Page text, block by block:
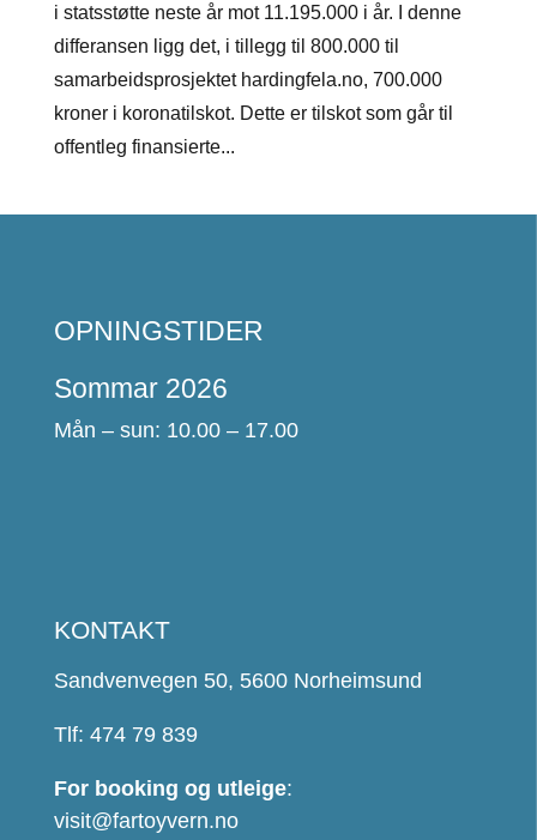
i statsstøtte neste år mot 11.195.000 i år. I denne
differansen ligg det, i tillegg til 800.000 til
samarbeidsprosjektet hardingfela.no, 700.000
kroner i koronatilskot. Dette er tilskot som går til
offentleg finansierte...
OPNINGSTIDER
Sommar 2026
Mån – sun: 10.00 – 17.00
KONTAKT
Sandvenvegen 50, 5600 Norheimsund
Tlf: 474 79 839
For booking og utleige:
visit@fartoyvern.no